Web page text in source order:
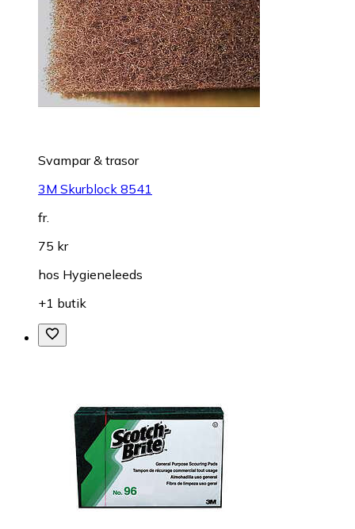
Svampar & trasor
3M Skurblock 8541
fr.
75 kr
hos Hygieneleeds
+1 butik